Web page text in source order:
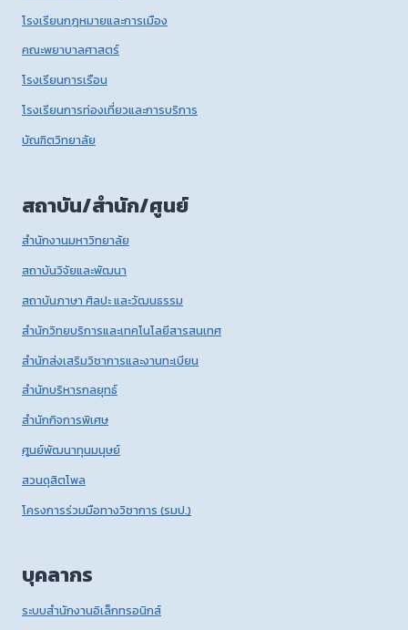
โรงเรียนกฎหมายและการเมือง
คณะพยาบาลศาสตร์
โรงเรียนการเรือน
โรงเรียนการท่องเที่ยวและการบริการ
บัณฑิตวิทยาลัย
สถาบัน/สำนัก/ศูนย์
สำนักงานมหาวิทยาลัย
สถาบันวิจัยและพัฒนา
สถาบันภาษา ศิลปะ และวัฒนธรรม
สำนักวิทยบริการและเทคโนโลยีสารสนเทศ
สำนักส่งเสริมวิชาการและงานทะเบียน
สำนักบริหารกลยุทธ์
สำนักกิจการพิเศษ
ศูนย์พัฒนาทุนมนุษย์
สวนดุสิตโพล
โครงการร่วมมือทางวิชาการ (รมป.)
บุคลากร
ระบบสำนักงานอิเล็กทรอนิกส์